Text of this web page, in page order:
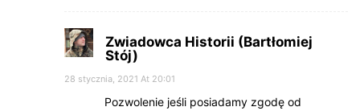
Zwiadowca Historii (Bartłomiej
Stój)
28 stycznia, 2021 At 20:01
Pozwolenie jeśli posiadamy zgodę od